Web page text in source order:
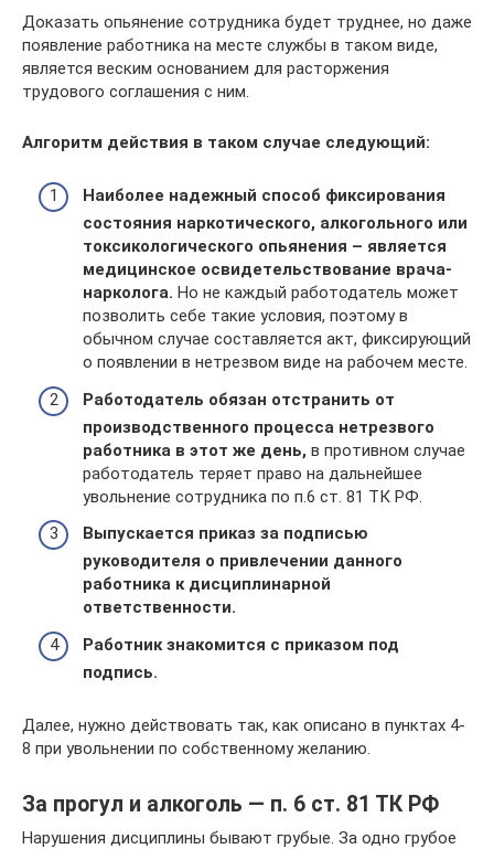
Доказать опьянение сотрудника будет труднее, но даже
появление работника на месте службы в таком виде,
является веским основанием для расторжения
трудового соглашения с ним.
Алгоритм действия в таком случае следующий:
Наиболее надежный способ фиксирования
состояния наркотического, алкогольного или
токсикологического опьянения – является
медицинское освидетельствование врача-
нарколога. Но не каждый работодатель может
позволить себе такие условия, поэтому в
обычном случае составляется акт, фиксирующий
о появлении в нетрезвом виде на рабочем месте.
Работодатель обязан отстранить от
производственного процесса нетрезвого
работника в этот же день, в противном случае
работодатель теряет право на дальнейшее
увольнение сотрудника по п.6 ст. 81 ТК РФ.
Выпускается приказ за подписью
руководителя о привлечении данного
работника к дисциплинарной
ответственности.
Работник знакомится с приказом под
подпись.
Далее, нужно действовать так, как описано в пунктах 4-
8 при увольнении по собственному желанию.
За прогул и алкоголь — п. 6 ст. 81 ТК РФ
Нарушения дисциплины бывают грубые. За одно грубое